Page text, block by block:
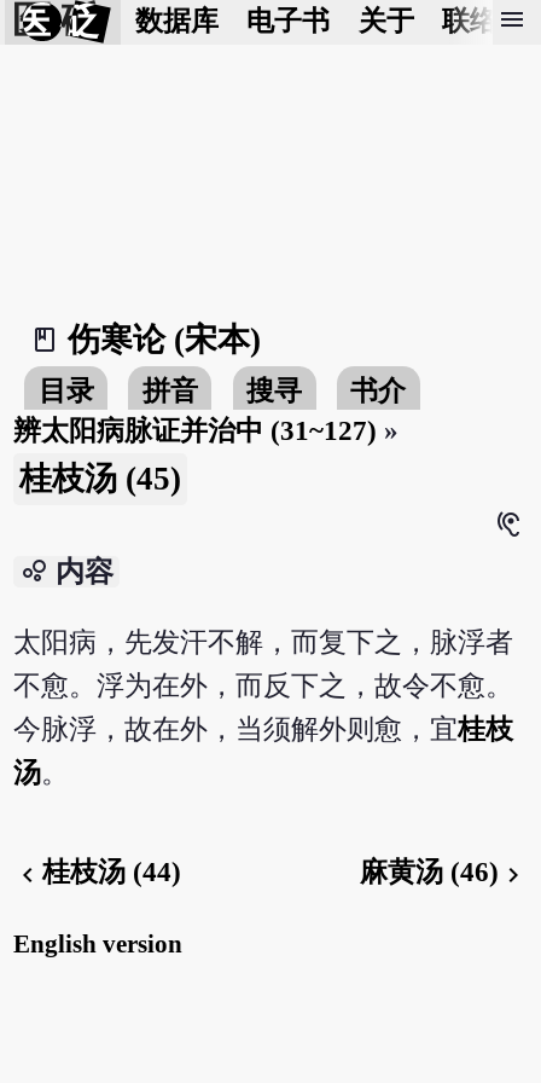
医 砭 数据库 电子书 关于 联络我
menu
book_2
伤寒论 (宋本)
目录 拼音 搜寻
书介
辨太阳病脉证并治中 (31~127) »
桂枝汤 (45)
hearing
bubble_chart 内容
太阳病，先发汗不解，而复下之，脉浮者
不愈。浮为在外，而反下之，故令不愈。
今脉浮，故在外，当须解外则愈，宜桂枝
汤。
chevron_left桂枝汤 (44) 麻黄汤 (46) chevron_right
English version